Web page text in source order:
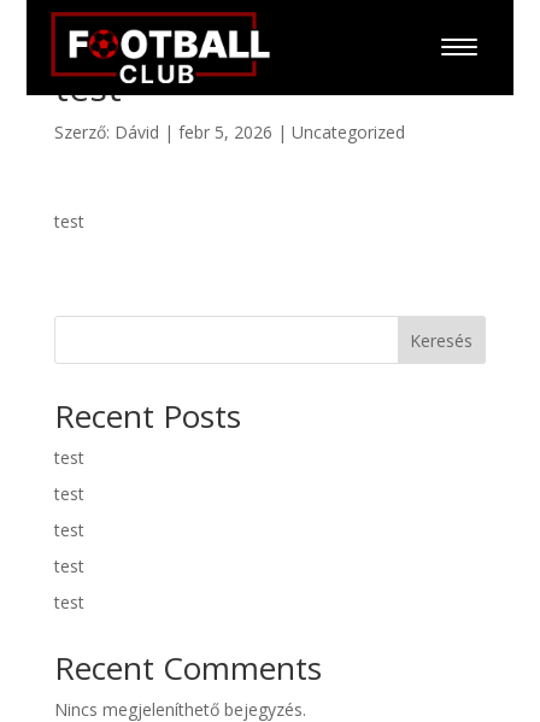
test
Szerző: Dávid | febr 5, 2026 | Uncategorized
test
Keresés
Recent Posts
test
test
test
test
test
Recent Comments
Nincs megjeleníthető bejegyzés.